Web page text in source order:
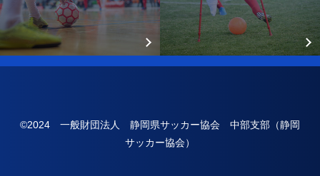
©2024 一般財団法人 静岡県サッカー協会 中部支部（静岡
サッカー協会）